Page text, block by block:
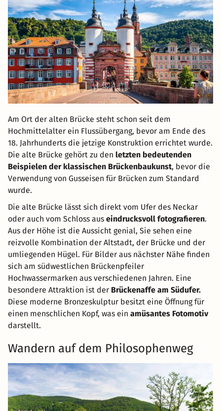
Am Ort der alten Brücke steht schon seit dem
Hochmittelalter ein Flussübergang, bevor am Ende des
18. Jahrhunderts die jetzige Konstruktion errichtet wurde.
Die alte Brücke gehört zu den letzten bedeutenden
Beispielen der klassischen Brückenbaukunst, bevor die
Verwendung von Gusseisen für Brücken zum Standard
wurde.
Die alte Brücke lässt sich direkt vom Ufer des Neckar
oder auch vom Schloss aus eindrucksvoll fotografieren.
Aus der Höhe ist die Aussicht genial, Sie sehen eine
reizvolle Kombination der Altstadt, der Brücke und der
umliegenden Hügel. Für Bilder aus nächster Nähe finden
sich am südwestlichen Brückenpfeiler
Hochwassermarken aus verschiedenen Jahren. Eine
besondere Attraktion ist der Brückenaffe am Südufer.
Diese moderne Bronzeskulptur besitzt eine Öffnung für
einen menschlichen Kopf, was ein amüsantes Fotomotiv
darstellt.
Wandern auf dem Philosophenweg